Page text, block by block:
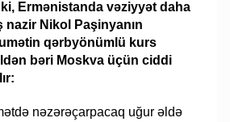
Ermənistanda vəziyyət daha
nazir Nikol Paşinyanın
qərbyönümlü kurs
bəri Moskva üçün ciddi
nəzərəçarpacaq uğur əldə